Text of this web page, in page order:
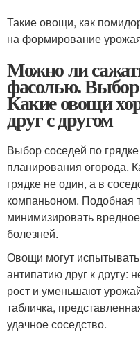
Такие овощи, как
на формирование
Можно ли
фасолью. Выбор
Какие овощи
друг с другом
Выбор соседей по
планирования огорода.
грядке не один, а в
компаньоном. Подобная
минимизировать
болезней.
Овощи могут
антипатию друг к
рост и уменьшают
табличка,
удачное соседство.